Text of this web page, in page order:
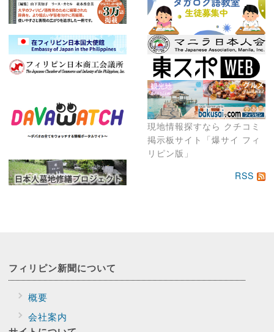
現地情報探すなら クチコミ
掲示板サイト「爆サイ フィ
リピン版」
RSS
フィリピン新聞について
概要
会社案内